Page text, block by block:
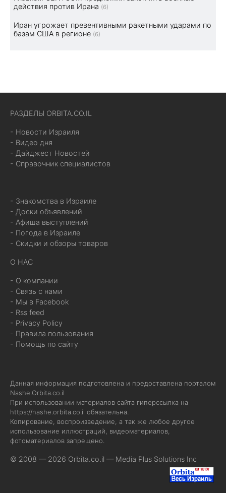
действия против Ирана (6)
Иран угрожает превентивными ракетными ударами по
базам США в регионе (6)
РАЗДЕЛЫ ORBITA.CO.IL
- Новости Израиля
- Видео дня
- Дайджест Новостей
- Справочник специалистов
- Знакомства в Израиле
- Доски объявлений
- Афиша выступлений
- Погода в Израиле
- Скидки и обзоры товаров
О НАС
- О компании
- Связь с нами
- Мы в Facebook
- Rss feed
- Privacy Policy
- Правила пользования
- Помощь по сайту
Данная информация подготовлена и предоставлена порталом
Nashe.Orbita.co.il
При использовании материалов сайта гиперссылка на
https://nashe.orbita.co.il обязательна.
Копирование, воспроизведение, а так же любое другое
использование иллюстраций, видеоматериалов,
фотоматериалов запрещено.
© 2008 — 2026 Orbita.co.il — Media Plus Solutions Inc